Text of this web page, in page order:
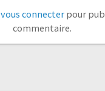
vous connecter pour
commentaire.